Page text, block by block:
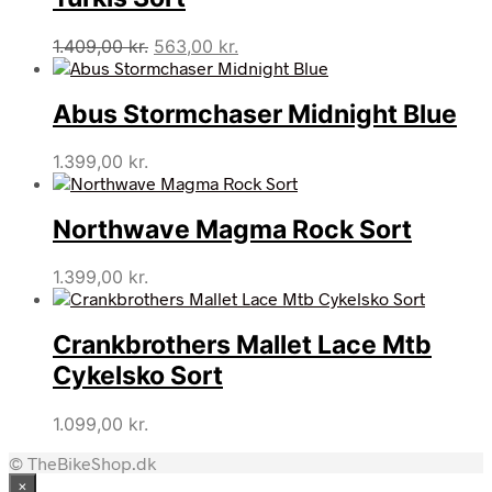
1.409,00kr. Den
oprindelige
var:
1.409,00 kr..
563,00 kr.
aktuelle
er:
563,00 kr..
Abus Stormchaser Midnight Blue
1.399,00 kr.
Northwave Magma Rock Sort
1.399,00 kr.
Crankbrothers Mallet Lace Mtb
Cykelsko Sort
1.099,00 kr.
© TheBikeShop.dk
×